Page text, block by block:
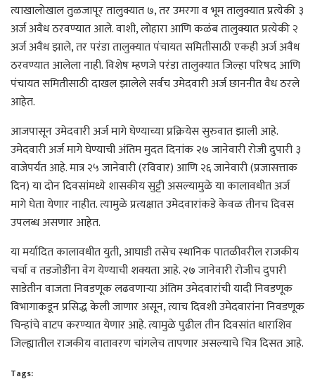
त्याखालोखाल तुळजापूर तालुक्यात ७, तर उमरगा व भूम तालुक्यात प्रत्येकी ३
अर्ज अवैध ठरवण्यात आले. वाशी, लोहारा आणि कळंब तालुक्यात प्रत्येकी २
अर्ज अवैध झाले, तर परंडा तालुक्यात पंचायत समितीसाठी एकही अर्ज अवैध
ठरवण्यात आलेला नाही. विशेष म्हणजे परंडा तालुक्यात जिल्हा परिषद आणि
पंचायत समितीसाठी दाखल झालेले सर्वच उमेदवारी अर्ज छाननीत वैध ठरले
आहेत.
आजपासून उमेदवारी अर्ज मागे घेण्याच्या प्रक्रियेस सुरुवात झाली आहे.
उमेदवारी अर्ज मागे घेण्याची अंतिम मुदत दिनांक २७ जानेवारी रोजी दुपारी ३
वाजेपर्यंत आहे. मात्र २५ जानेवारी (रविवार) आणि २६ जानेवारी (प्रजासत्ताक
दिन) या दोन दिवसांमध्ये शासकीय सुट्टी असल्यामुळे या कालावधीत अर्ज
मागे घेता येणार नाहीत. त्यामुळे प्रत्यक्षात उमेदवारांकडे केवळ तीनच दिवस
उपलब्ध असणार आहेत.
या मर्यादित कालावधीत युती, आघाडी तसेच स्थानिक पातळीवरील राजकीय
चर्चा व तडजोडींना वेग येण्याची शक्यता आहे. २७ जानेवारी रोजीच दुपारी
साडेतीन वाजता निवडणूक लढवणाऱ्या अंतिम उमेदवारांची यादी निवडणूक
विभागाकडून प्रसिद्ध केली जाणार असून, त्याच दिवशी उमेदवारांना निवडणूक
चिन्हांचे वाटप करण्यात येणार आहे. त्यामुळे पुढील तीन दिवसांत धाराशिव
जिल्ह्यातील राजकीय वातावरण चांगलेच तापणार असल्याचे चित्र दिसत आहे.
Tags: